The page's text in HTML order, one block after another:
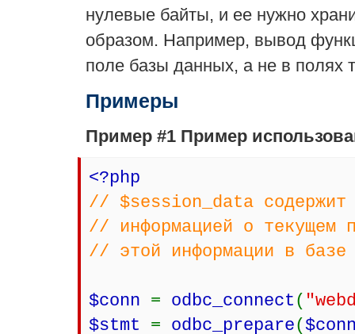
нулевые байты, и ее нужно
образом. Например, вывод
поле базы данных, а не в полях
Примеры
Пример #1 Пример
<?php
// $session_data содержит
// информацией о текущем
// этой информации в базе
$conn = odbc_connect (
$stmt = odbc_prepare(